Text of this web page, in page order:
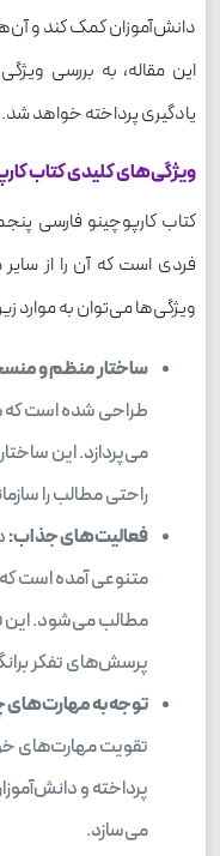
دانش‌آموزان کمک کند و آن‌ها
این مقاله، به بررسی
یادگیری پرداخته خواهد شد.
ویژگی‌های کلیدی کتاب
کتاب کارپوچینو فارسی
فردی است که آن را از
ویژگی‌ها می‌توان به موارد
ساختار منظم و
طراحی شده است
می‌پردازد. این
راحتی مطالب را
فعالیت‌های جذاب:
متنوعی آمده است
مطالب می‌شود. این
پرسش‌های تفکر
توجه به مهارت‌های
تقویت مهارت‌های
پرداخته و
می‌سازد.